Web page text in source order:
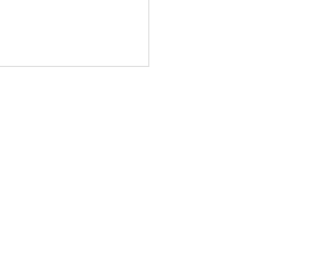
値
例
の基礎知識
重要性